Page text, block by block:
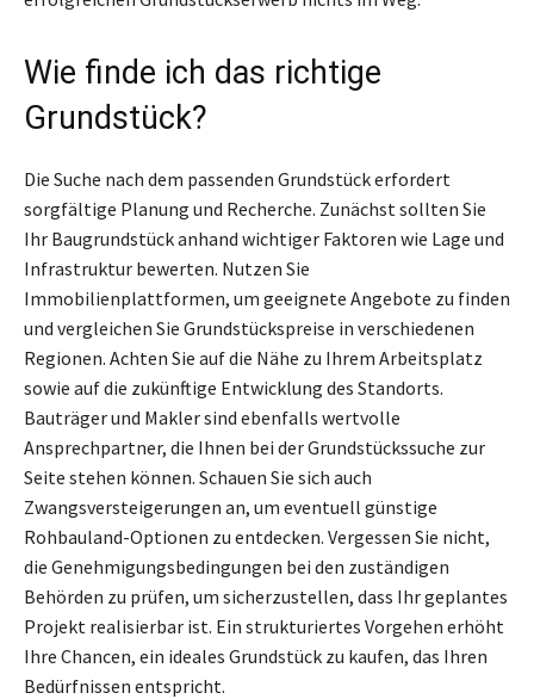
Wie finde ich das richtige
Grundstück?
Die Suche nach dem passenden Grundstück erfordert
sorgfältige Planung und Recherche. Zunächst sollten Sie
Ihr Baugrundstück anhand wichtiger Faktoren wie Lage und
Infrastruktur bewerten. Nutzen Sie
Immobilienplattformen, um geeignete Angebote zu finden
und vergleichen Sie Grundstückspreise in verschiedenen
Regionen. Achten Sie auf die Nähe zu Ihrem Arbeitsplatz
sowie auf die zukünftige Entwicklung des Standorts.
Bauträger und Makler sind ebenfalls wertvolle
Ansprechpartner, die Ihnen bei der Grundstückssuche zur
Seite stehen können. Schauen Sie sich auch
Zwangsversteigerungen an, um eventuell günstige
Rohbauland-Optionen zu entdecken. Vergessen Sie nicht,
die Genehmigungsbedingungen bei den zuständigen
Behörden zu prüfen, um sicherzustellen, dass Ihr geplantes
Projekt realisierbar ist. Ein strukturiertes Vorgehen erhöht
Ihre Chancen, ein ideales Grundstück zu kaufen, das Ihren
Bedürfnissen entspricht.